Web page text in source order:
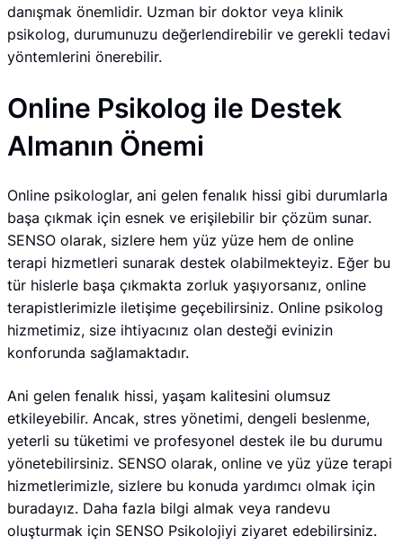
danışmak önemlidir. Uzman bir doktor veya klinik
psikolog, durumunuzu değerlendirebilir ve gerekli tedavi
yöntemlerini önerebilir.
Online Psikolog ile Destek
Almanın Önemi
Online psikologlar, ani gelen fenalık hissi gibi durumlarla
başa çıkmak için esnek ve erişilebilir bir çözüm sunar.
SENSO olarak, sizlere hem yüz yüze hem de online
terapi hizmetleri sunarak destek olabilmekteyiz. Eğer bu
tür hislerle başa çıkmakta zorluk yaşıyorsanız, online
terapistlerimizle iletişime geçebilirsiniz. Online psikolog
hizmetimiz, size ihtiyacınız olan desteği evinizin
konforunda sağlamaktadır.
Ani gelen fenalık hissi, yaşam kalitesini olumsuz
etkileyebilir. Ancak, stres yönetimi, dengeli beslenme,
yeterli su tüketimi ve profesyonel destek ile bu durumu
yönetebilirsiniz. SENSO olarak, online ve yüz yüze terapi
hizmetlerimizle, sizlere bu konuda yardımcı olmak için
buradayız. Daha fazla bilgi almak veya randevu
oluşturmak için SENSO Psikolojiyi ziyaret edebilirsiniz.